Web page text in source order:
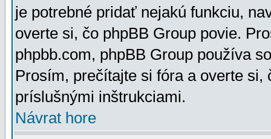
je potrebné pridať nejakú funkciu,
overte si, čo phpBB Group povie.
phpbb.com, phpBB Group používa
Prosím, prečítajte si fóra a overte
príslušnými inštrukciami.
Návrat hore